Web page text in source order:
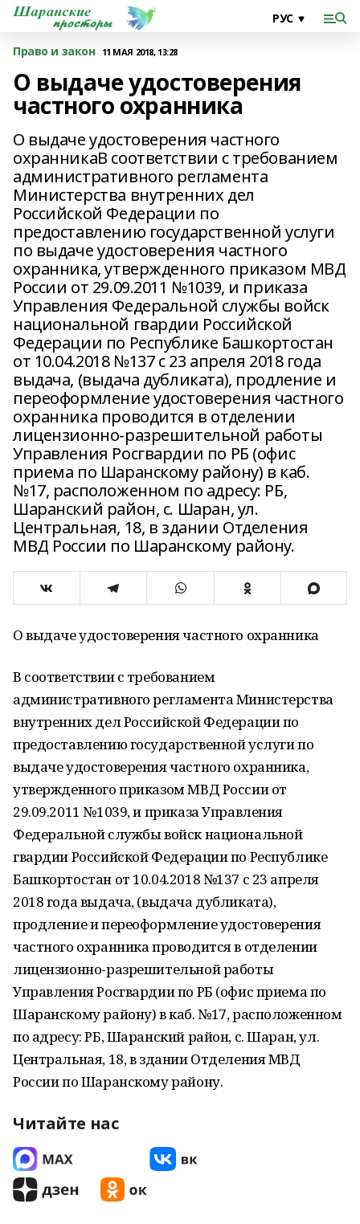
Право и закон 11 МАЯ 2018, 13:28
О выдаче удостоверения
частного охранника
О выдаче удостоверения частного
охранникаВ соответствии с требованием
административного регламента
Министерства внутренних дел
Российской Федерации по
предоставлению государственной услуги
по выдаче удостоверения частного
охранника, утвержденного приказом МВД
России от 29.09.2011 №1039, и приказа
Управления Федеральной службы войск
национальной гвардии Российской
Федерации по Республике Башкортостан
от 10.04.2018 №137 с 23 апреля 2018 года
выдача, (выдача дубликата), продление и
переоформление удостоверения частного
охранника проводится в отделении
лицензионно-разрешительной работы
Управления Росгвардии по РБ (офис
приема по Шаранскому району) в каб.
№17, расположенном по адресу: РБ,
Шаранский район, с. Шаран, ул.
Центральная, 18, в здании Отделения
МВД России по Шаранскому району.
О выдаче удостоверения частного охранника
В соответствии с требованием
административного регламента Министерства
внутренних дел Российской Федерации по
предоставлению государственной услуги по
выдаче удостоверения частного охранника,
утвержденного приказом МВД России от
29.09.2011 №1039, и приказа Управления
Федеральной службы войск национальной
гвардии Российской Федерации по Республике
Башкортостан от 10.04.2018 №137 с 23 апреля
2018 года выдача, (выдача дубликата),
продление и переоформление удостоверения
частного охранника проводится в отделении
лицензионно-разрешительной работы
Управления Росгвардии по РБ (офис приема по
Шаранскому району) в каб. №17, расположенном
по адресу: РБ, Шаранский район, с. Шаран, ул.
Центральная, 18, в здании Отделения МВД
России по Шаранскому району.
Читайте нас